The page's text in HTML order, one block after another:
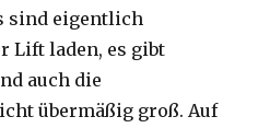
sind eigentlich
Lift laden, es gibt
auch die
übermäßig groß. Auf